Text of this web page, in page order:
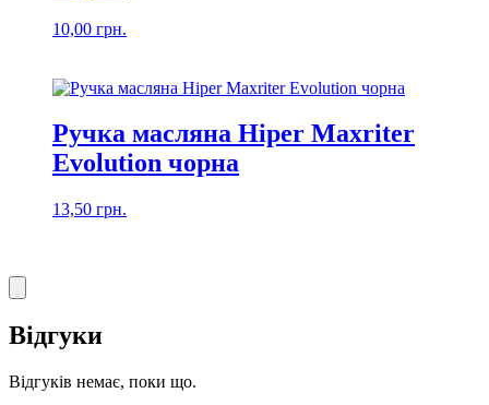
10,00 грн.
Ручка масляна Hiper Maxriter
Evolution чорна
13,50 грн.
Відгуки
Відгуків немає, поки що.